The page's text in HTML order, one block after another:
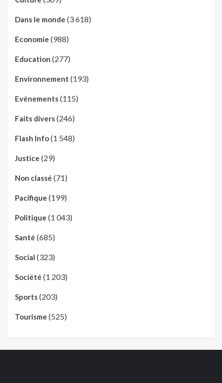
Dans le monde (3 618)
Economie (988)
Education (277)
Environnement (193)
Evénements(115)
Faits divers(246)
Flash Info(1 548)
Justice (29)
Non classé (71)
Pacifique (199)
Politique (1 043)
Santé (685)
Social (323)
Société (1 203)
Sports(203)
Tourisme (525)